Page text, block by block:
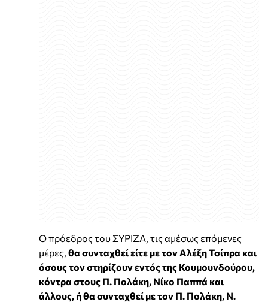
Ο πρόεδρος του ΣΥΡΙΖΑ, τις αμέσως επόμενες
μέρες, θα συνταχθεί είτε με τον Αλέξη Τσίπρα και
όσους τον στηρίζουν εντός της Κουμουνδούρου,
κόντρα στους Π. Πολάκη, Νίκο Παππά και
άλλους, ή θα συνταχθεί με τον Π. Πολάκη, Ν.